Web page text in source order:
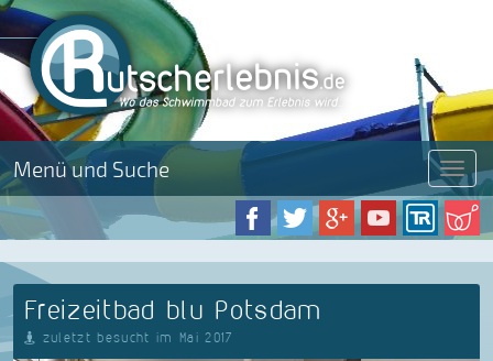
Menü und Suche Menü
Freizeitbad blu Potsdam
zuletzt besucht im Mai 2017